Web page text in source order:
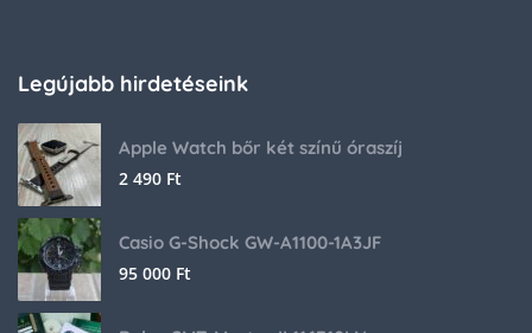
Legújabb hirdetéseink
Apple Watch bőr két színű óraszíj
2 490 Ft
Casio G-Shock GW-A1100-1A3JF
95 000 Ft